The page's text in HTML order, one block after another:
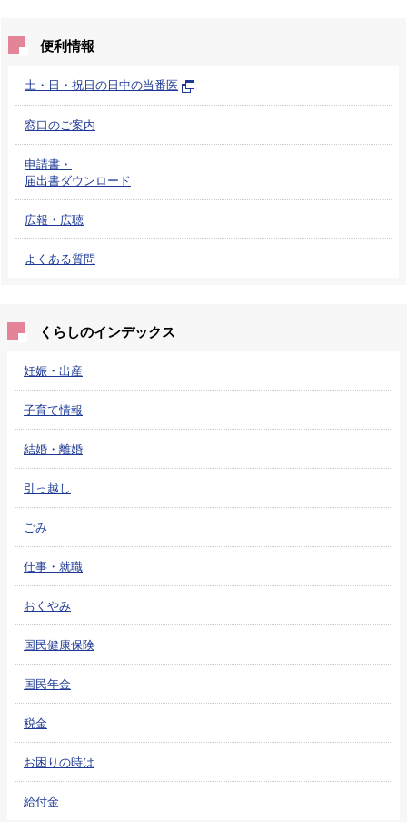
便利情報
土・日・祝日の日中の当番医
窓口のご案内
申請書・
届出書ダウンロード
広報・広聴
よくある質問
くらしのインデックス
妊娠・出産
子育て情報
結婚・離婚
引っ越し
ごみ
仕事・就職
おくやみ
国民健康保険
国民年金
税金
お困りの時は
給付金